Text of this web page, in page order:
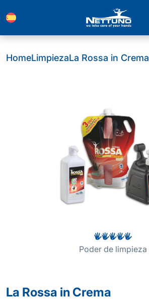
HomeLimpiezaLa Rossa in Crema
Poder de limpieza
La Rossa in Crema